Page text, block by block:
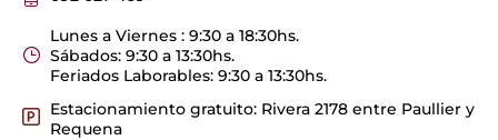
Lunes a Viernes : 9:30 a 18:30hs.
Sábados: 9:30 a 13:30hs.
Feriados Laborables: 9:30 a 13:30hs.
Estacionamiento gratuito: Rivera 2178 entre Paullier y
Requena